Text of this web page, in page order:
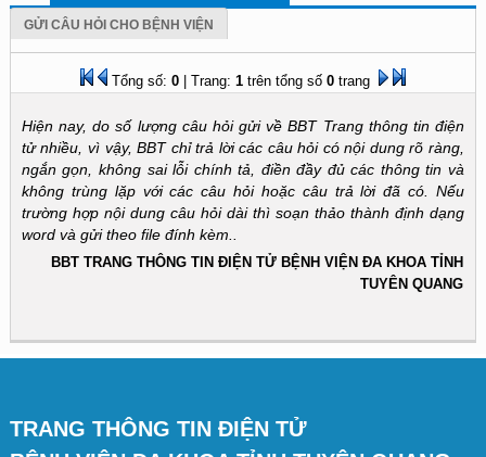
GỬI CÂU HỎI CHO BỆNH VIỆN
Tổng số:0 | Trang:1 trên tổng số0 trang
Hiện nay, do số lượng câu hỏi gửi về BBT Trang thông tin điện
tử nhiều, vì vậy, BBT chỉ trả lời các câu hỏi có nội dung rõ ràng,
ngắn gọn, không sai lỗi chính tả, điền đầy đủ các thông tin và
không trùng lặp với các câu hỏi hoặc câu trả lời đã có. Nếu
trường hợp nội dung câu hỏi dài thì soạn thảo thành định dạng
word và gửi theo file đính kèm..
BBT TRANG THÔNG TIN ĐIỆN TỬ BỆNH VIỆN ĐA KHOA TỈNH
TUYÊN QUANG
TRANG THÔNG TIN ĐIỆN TỬ